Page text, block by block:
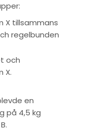
X tillsammans
regelbunden
och
X.
en
på 4,5 kg